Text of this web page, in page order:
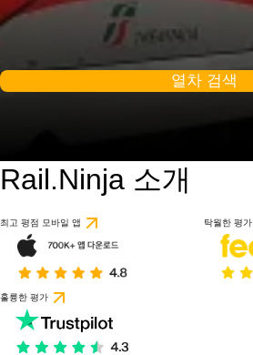
열차 검색
Rail.Ninja 소개
최고 평점 모바일 앱 탁월한 평가
훌륭한 평가